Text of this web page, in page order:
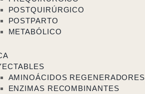
POSTQUIRÚRGICO
POSTPARTO
METABÓLICO
AMINOÁCIDOS REGENERADORES
ENZIMAS RECOMBINANTES